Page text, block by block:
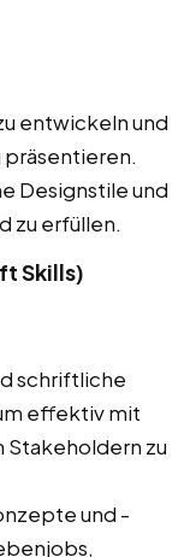
entwickeln und
präsentieren.
Designstile und
zu erfüllen.
Skills)
schriftliche
effektiv mit
Stakeholdern zu
und -